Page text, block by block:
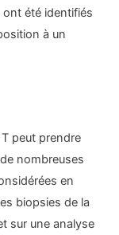
été identifiés
à un
peut prendre
nombreuses
en
biopsies de la
sur une analyse